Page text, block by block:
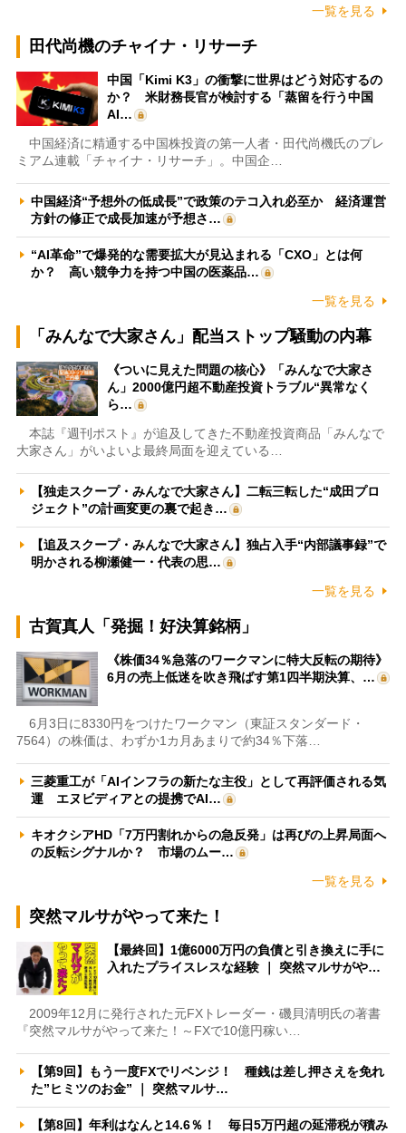
一覧を見る
田代尚機のチャイナ・リサーチ
中国「Kimi K3」の衝撃に世界はどう対応するの
か？ 米財務長官が検討する「蒸留を行う中国
AI…
中国経済に精通する中国株投資の第一人者・田代尚機氏のプレ
ミアム連載「チャイナ・リサーチ」。中国企…
中国経済“予想外の低成長”で政策のテコ入れ必至か 経済運営
方針の修正で成長加速が予想さ…
“AI革命”で爆発的な需要拡大が見込まれる「CXO」とは何
か？ 高い競争力を持つ中国の医薬品…
一覧を見る
「みんなで大家さん」配当ストップ騒動の内幕
《ついに見えた問題の核心》「みんなで大家さ
ん」2000億円超不動産投資トラブル“異常なく
ら…
本誌『週刊ポスト』が追及してきた不動産投資商品「みんなで
大家さん」がいよいよ最終局面を迎えている…
【独走スクープ・みんなで大家さん】二転三転した“成田プロ
ジェクト”の計画変更の裏で起き…
【追及スクープ・みんなで大家さん】独占入手“内部議事録”で
明かされる柳瀬健一・代表の思…
一覧を見る
古賀真人「発掘！好決算銘柄」
《株価34％急落のワークマンに特大反転の期待》
6月の売上低迷を吹き飛ばす第1四半期決算、…
6月3日に8330円をつけたワークマン（東証スタンダード・
7564）の株価は、わずか1カ月あまりで約34％下落…
三菱重工が「AIインフラの新たな主役」として再評価される気
運 エヌビディアとの提携でAI…
キオクシアHD「7万円割れからの急反発」は再びの上昇局面へ
の反転シグナルか？ 市場のムー…
一覧を見る
突然マルサがやって来た！
【最終回】1億6000万円の負債と引き換えに手に
入れたプライスレスな経験 ｜ 突然マルサがや…
2009年12月に発行された元FXトレーダー・磯貝清明氏の著書
『突然マルサがやって来た！～FXで10億円稼い…
【第9回】もう一度FXでリベンジ！ 種銭は差し押さえを免れ
た”ヒミツのお金” ｜ 突然マルサ…
【第8回】年利はなんと14.6％！ 毎日5万円超の延滞税が積み